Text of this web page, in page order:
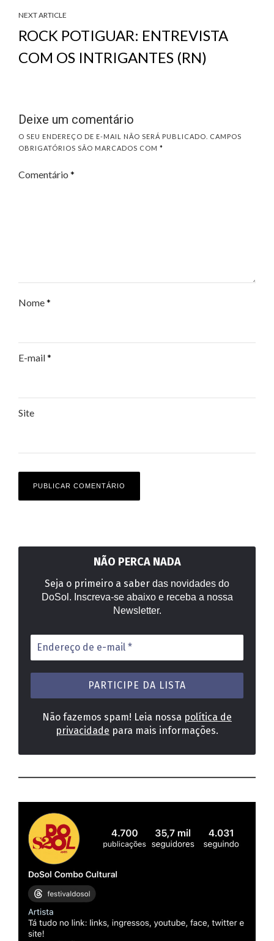
NEXT ARTICLE
ROCK POTIGUAR: ENTREVISTA
COM OS INTRIGANTES (RN)
Deixe um comentário
O SEU ENDEREÇO DE E-MAIL NÃO SERÁ PUBLICADO.
CAMPOS
OBRIGATÓRIOS SÃO MARCADOS COM *
Comentário *
Nome*
E-mail*
Site
NÃO PERCA NADA
Seja o primeiro a saber das novidades do
DoSol. Inscreva-se abaixo e receba a nossa
Newsletter.
Endereço
de
e-
mail
Não fazemos spam! Leia nossa política de
privacidade para mais informações.